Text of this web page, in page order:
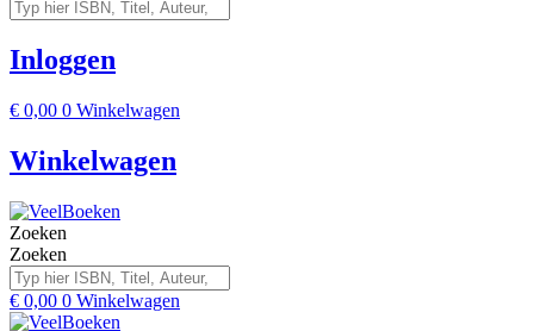
Inloggen
€ 0,00 0 Winkelwagen
Winkelwagen
Zoeken
Zoeken
€ 0,00 0 Winkelwagen